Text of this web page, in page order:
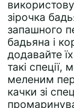
зірочка
запашного
бадьяна і
додавайте
такі
меленим
качки зі